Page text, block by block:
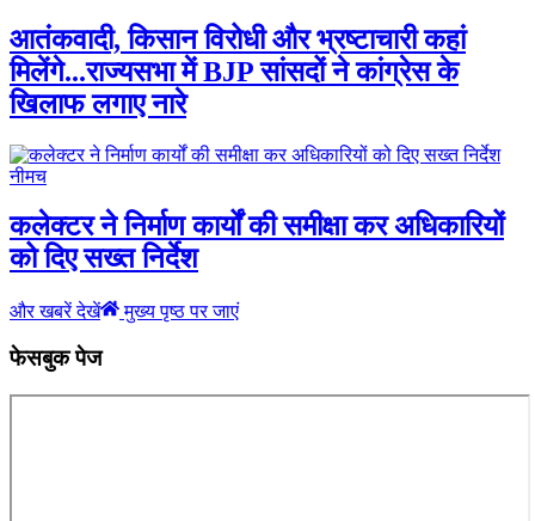
आतंकवादी, किसान विरोधी और भ्रष्टाचारी कहां
मिलेंगे...राज्यसभा में BJP सांसदों ने कांग्रेस के
खिलाफ लगाए नारे
नीमच
कलेक्टर ने निर्माण कार्यों की समीक्षा कर अधिकारियों
को दिए सख्त निर्देश
और खबरें देखें मुख्य पृष्ठ पर जाएं
फेसबुक पेज